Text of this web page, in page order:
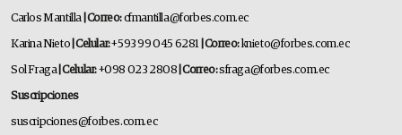
Carlos Mantilla | Correo:cfmantilla@forbes.com.ec
Karina Nieto | Celular:+593 99 045 6281 | Correo:knieto@forbes.com.ec
Sol Fraga| Celular:+098 023 2808 | Correo:sfraga@forbes.com.ec
Suscripciones
suscripciones@forbes.com.ec